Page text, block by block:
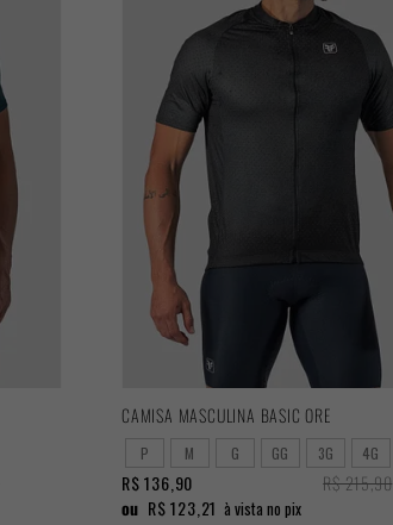
CAMISA MASCULINA BASIC ORE
P M G GG 3G 4G
R$ 215,90
R$ 136,90
ou R$ 123,21 à vista no pix